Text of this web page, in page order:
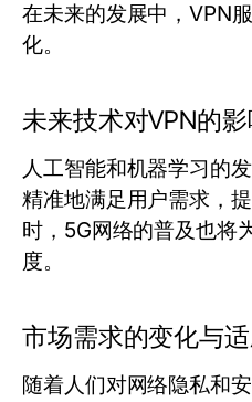
在未来的发展中，VPN
化。
未来技术对VPN的影
人工智能和机器学习的
精准地满足用户需求，
时，5G网络的普及也将
度。
市场需求的变化与
随着人们对网络隐私和